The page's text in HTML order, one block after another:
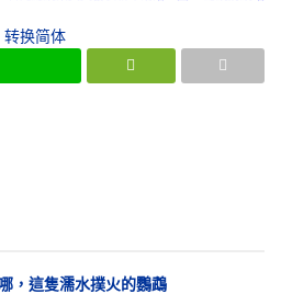
转换简体
，這隻濡水撲火的鸚鵡